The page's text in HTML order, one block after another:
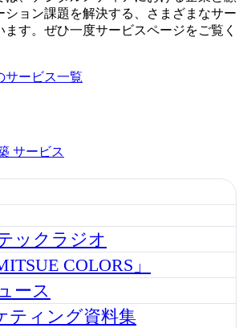
ション課題を解決する、さまざまなサー
ます。ぜひ一度サービスページをご覧く
サービス一覧
サービス
ックラジオ
COLORS」
ース
ティング資料集